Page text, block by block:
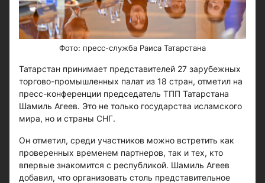
Фото: пресс-служба Раиса Татарстана
Татарстан принимает представителей 27 зарубежных
торгово-промышленных палат из 18 стран, отметил на
пресс-конференции председатель ТПП Татарстана
Шамиль Агеев. Это не только государства исламского
мира, но и страны СНГ.
Он отметил, среди участников можно встретить как
проверенных временем партнеров, так и тех, кто
впервые знакомится с республикой. Шамиль Агеев
добавил, что организовать столь представительное